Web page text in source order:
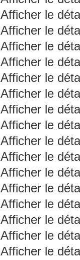
Afficher le
Afficher le
Afficher le
Afficher le
Afficher le
Afficher le
Afficher le
Afficher le
Afficher le
Afficher le
Afficher le
Afficher le
Afficher le
Afficher le
Afficher le
Afficher le